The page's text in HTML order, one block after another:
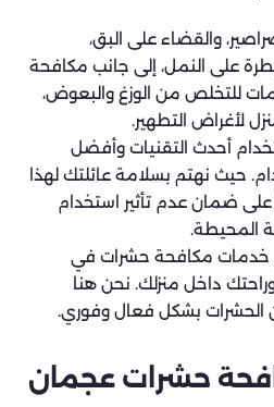
والقضاء على البق،
على النمل، إلى جانب مكافحة
للتخلص من الوزغ والبعوض،
لأغراض التطهير.
أحدث التقنيات وأفضل
حيث نهتم بسلامة عائلتك لهذا
على ضمان عدم تأثير استخدام
المحيطة.
خدمات مكافحة حشرات في
داخل منزلك. نحن هنا
بشكل فعال وفوري.
حشرات عجمان